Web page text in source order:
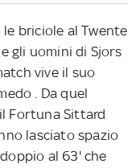
briciole al Twente
gli uomini di Sjors
vive il suo
. Da quel
Fortuna Sittard
lasciato spazio
al 63' che